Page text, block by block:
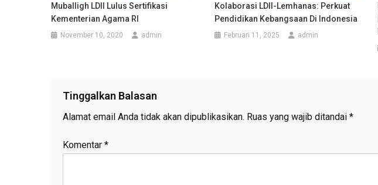
Muballigh LDII Lulus Sertifikasi
Kementerian Agama RI
November 10, 2020 admin
Kolaborasi LDII-Lemhanas: Perkuat
Pendidikan Kebangsaan Di Indonesia
Februari 11, 2025 admin
Tinggalkan Balasan
Alamat email Anda tidak akan dipublikasikan. Ruas yang wajib ditandai *
Komentar *